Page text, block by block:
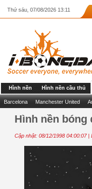
Thứ sáu, 07/08/2026 13:11
Hình nền Hình nền cầu thủ
Barcelona Manchester United
Hình nền bóng
Cập nhật: 08/12/1998 04:00:07 |